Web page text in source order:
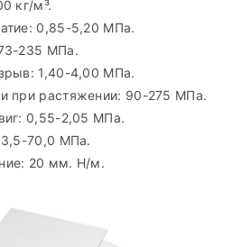
кг/м³.
0,85-5,20 МПа.
235 МПа.
1,40-4,00 МПа.
при растяжении: 90-275 МПа.
0,55-2,05 МПа.
70,0 МПа.
20 мм. Н/м.